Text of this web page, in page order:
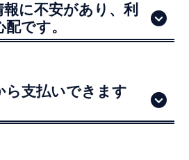
いただくことが可能です。
はお待たせすることなく、
能です。当日の治療をご希
に不安があり、利
です。
内しております。万が一ご
も、クリニック内で長時間お
ざいません。まずは事前に
ら支払いできます